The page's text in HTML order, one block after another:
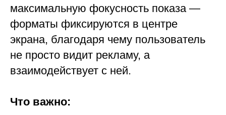
максимальную фокусность показа —
форматы фиксируются в центре
экрана, благодаря чему пользователь
не просто видит рекламу, а
взаимодействует с ней.
Что важно: